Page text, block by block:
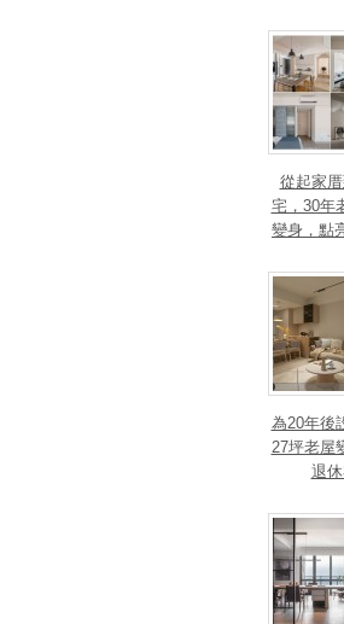
從起家
宅，30年
變身，點
法、英指
獎！
為20年後
27坪老屋
退